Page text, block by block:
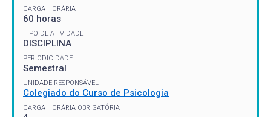
CARGA HORÁRIA
60 horas
TIPO DE ATIVIDADE
DISCIPLINA
PERIODICIDADE
Semestral
UNIDADE RESPONSÁVEL
Colegiado do Curso de Psicologia
CARGA HORÁRIA OBRIGATÓRIA